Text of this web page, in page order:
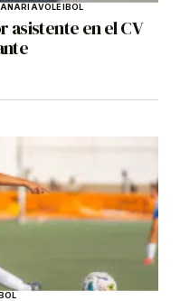
VOLEIBOL
asistente en el CV